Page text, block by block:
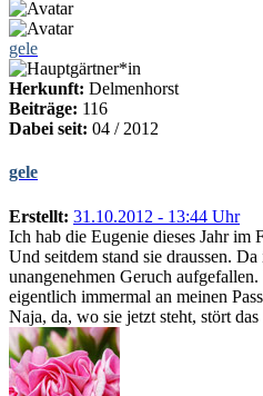
gele
Herkunft: Delmenhorst
Beiträge: 116
Dabei seit: 04 / 2012
gele
Erstellt: 31.10.2012 - 13:44 Uhr
Ich hab die Eugenie dieses Jahr im
Und seitdem stand sie draussen.
unangenehmen Geruch
eigentlich immermal an meinen
Naja, da, wo sie jetzt steht, stört